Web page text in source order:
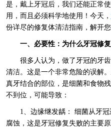
是，戴上牙冠后，我们还能正常
用，而且必须科学地使用！今天，
份详尽的修复体清洁指南，解开您
一、必要性：为什么牙冠修
很多人认为，做了牙冠的牙
清洁。这是一个非常危险的误解
真牙结合的部位，是细菌和食物
不到位，可能导致：
1、边缘继发龋： 细菌从牙
腐蚀，这是牙冠修复失败的主要原